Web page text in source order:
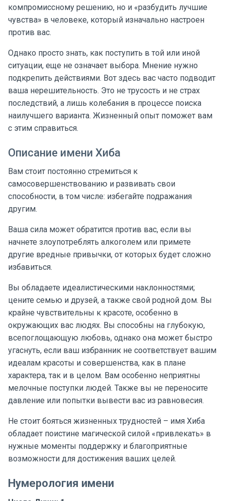
компромиссному решению, но и «разбудить лучшие
чувства» в человеке, который изначально настроен
против вас.
Однако просто знать, как поступить в той или иной
ситуации, еще не означает выбора. Мнение нужно
подкрепить действиями. Вот здесь вас часто подводит
ваша нерешительность. Это не трусость и не страх
последствий, а лишь колебания в процессе поиска
наилучшего варианта. Жизненный опыт поможет вам
с этим справиться.
Описание имени Хиба
Вам стоит постоянно стремиться к
самосовершенствованию и развивать свои
способности, в том числе: избегайте подражания
другим.
Ваша сила может обратится против вас, если вы
начнете злоупотреблять алкоголем или примете
другие вредные привычки, от которых будет сложно
избавиться.
Вы обладаете идеалистическими наклонностями;
цените семью и друзей, а также свой родной дом. Вы
крайне чувствительны к красоте, особенно в
окружающих вас людях. Вы способны на глубокую,
всепоглощающую любовь, однако она может быстро
угаснуть, если ваш избранник не соответствует вашим
идеалам красоты и совершенства, как в плане
характера, так и в целом. Вам особенно неприятны
мелочные поступки людей. Также вы не переносите
давление или попытки вывести вас из равновесия.
Не стоит бояться жизненных трудностей – имя Хиба
обладает поистине магической силой «привлекать» в
нужные моменты поддержку и благоприятные
возможности для достижения ваших целей.
Нумерология имени